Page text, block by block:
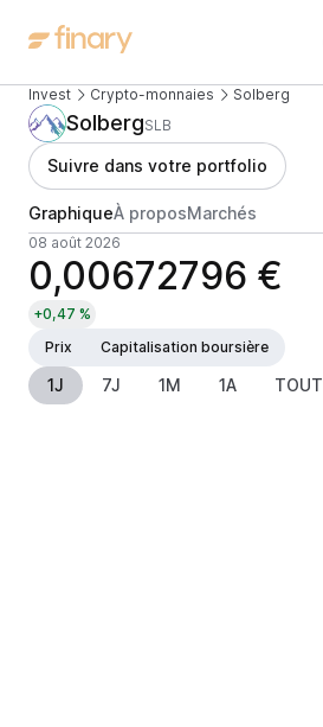
Invest Crypto-monnaies Solberg
SolbergSLB
Suivre dans votre portfolio
GraphiqueÀ proposMarchés
08 août 2026
0,00672796 €
+0,47 %
Prix
Capitalisation boursière
1J 7J 1M 1A TOUT